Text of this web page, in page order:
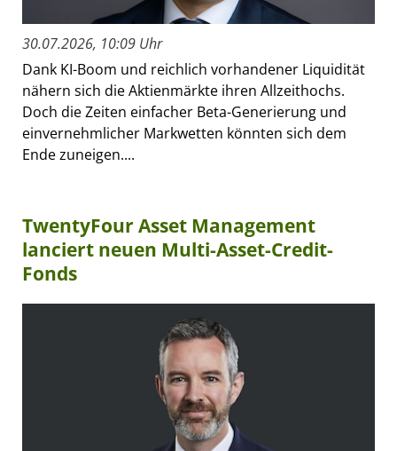
30.07.2026, 10:09 Uhr
Dank KI-Boom und reichlich vorhandener Liquidität
nähern sich die Aktienmärkte ihren Allzeithochs.
Doch die Zeiten einfacher Beta-Generierung und
einvernehmlicher Markwetten könnten sich dem
Ende zuneigen....
TwentyFour Asset Management
lanciert neuen Multi-Asset-Credit-
Fonds